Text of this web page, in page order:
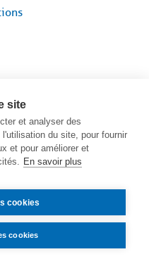
site
et analyser des
du site, pour fournir
et pour améliorer et
En savoir plus
cookies
cookies